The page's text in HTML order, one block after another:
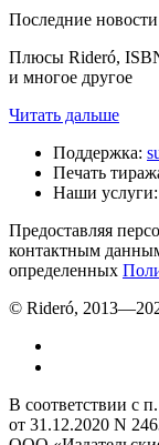
Последние новости
Плюсы Rideró,
и многое другое
Читать дальше
Поддержка:
Печать
Наши услуги:
Предоставляя
контактным
определенных
© Rideró, 2013—
В соответствии с
от 31.12.2020 N